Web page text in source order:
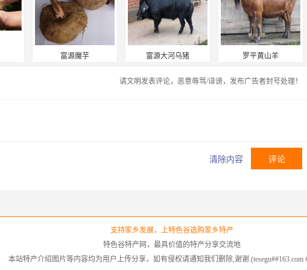
富源魔芋 富源大河乌猪 罗平黄山羊
请文明发表评论，恶意辱骂/诽谤，发布广告者封号处理！
清除内容
支持家乡发展，上特色谷选购家乡特产
特色谷特产网，最具价值的特产分享交流地
本站特产介绍图片等内容均为用户上传分享，如有侵权请通知我们删除,谢谢.(tesegu##163.com